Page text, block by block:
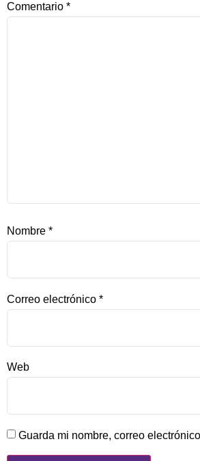
Comentario *
Nombre *
Correo electrónico *
Web
Guarda mi nombre, correo